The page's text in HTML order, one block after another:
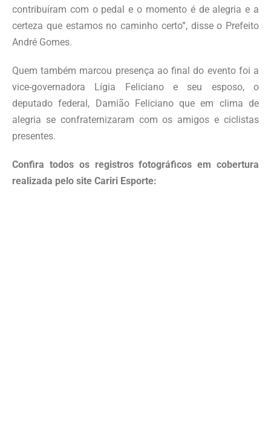
contribuíram com o pedal e o momento é de alegria e a
certeza que estamos no caminho certo”, disse o Prefeito
André Gomes.
Quem também marcou presença ao final do evento foi a
vice-governadora Lígia Feliciano e seu esposo, o
deputado federal, Damião Feliciano que em clima de
alegria se confraternizaram com os amigos e ciclistas
presentes.
Confira todos os registros fotográficos em cobertura
realizada pelo site Cariri Esporte: